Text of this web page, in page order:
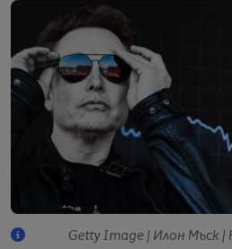
Getty Image | Илон Мъск |